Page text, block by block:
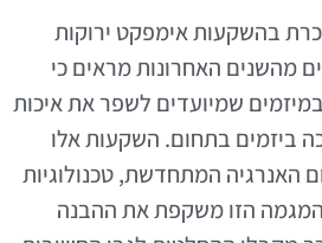
בהשקעות אימפקט ירוקות
מהשנים האחרונות מראים כי
שמיועדים לשפר את איכות
ביזמים בתחום. השקעות אלו
האנרגיה המתחדשת, טכנולוגיות
המגמה הזו משקפת את ההבנה